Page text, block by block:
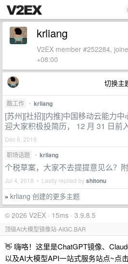
krliang
V2EX member #252284,
+08:00
切换主
酷工作 • krliang
[苏州][社招][内推]中国移动云能力中
迎大家积极投简历， 12 月 31 日前
Dec 6, 2019
职场话题
• krliang
个税草案，大家不去提提意见么？
Jul 4, 2018 • Lastly replied byshitonu
» krliang 创建的更多主题
© 2026 V2EX · 15ms · 3.9.8.5
顶级AI大模型镜像站-AIGC.BAR
👋 嗨咯！这里是ChatGPT镜像、
以及AI大模型API一站式服务站点~点